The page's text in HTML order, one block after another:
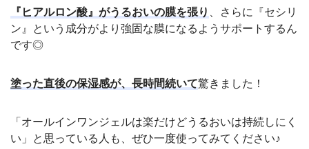
『ヒアルロン酸』がうるおいの膜を張り
、さらに『セシリ
ン』という成分がより強固な膜になるようサポートするん
です◎
塗った直後の保湿感が、長時間続いて驚きました！
「オールインワンジェルは楽だけどうるおいは持続しにく
い」と思っている人も、ぜひ一度使ってみてください♪